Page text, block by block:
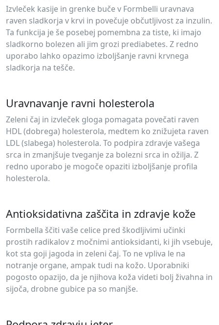
Izvleček kasije in grenke buče v Formbelli uravnava
raven sladkorja v krvi in ​​povečuje občutljivost za inzulin.
Ta funkcija je še posebej pomembna za tiste, ki imajo
sladkorno bolezen ali jim grozi prediabetes. Z redno
uporabo lahko opazimo izboljšanje ravni krvnega
sladkorja na tešče.
Uravnavanje ravni holesterola
Zeleni čaj in izvleček gloga pomagata povečati raven
HDL (dobrega) holesterola, medtem ko znižujeta raven
LDL (slabega) holesterola. To podpira zdravje vašega
srca in zmanjšuje tveganje za bolezni srca in ožilja. Z
redno uporabo je mogoče opaziti izboljšanje profila
holesterola.
Antioksidativna zaščita in zdravje kože
Formbella ščiti vaše celice pred škodljivimi učinki
prostih radikalov z močnimi antioksidanti, ki jih vsebuje,
kot sta goji jagoda in zeleni čaj. To ne vpliva le na
notranje organe, ampak tudi na kožo. Uporabniki
pogosto opazijo, da je njihova koža videti bolj živahna in
sijoča, drobne gubice pa so manjše.